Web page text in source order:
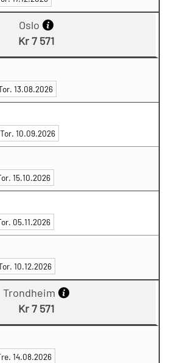
Oslo
Kr 7 571
13.08.2026
Tor. 10.09.2026
15.10.2026
05.11.2026
10.12.2026
Trondheim
Kr 7 571
14.08.2026